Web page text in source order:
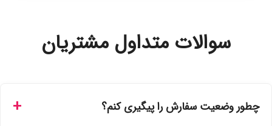
سوالات متداول مشتریان
چطور وضعیت سفارش را پیگیری کنم؟